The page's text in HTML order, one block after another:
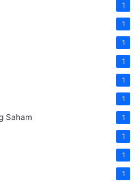
1
1
1
1
1
1
Saham 1
1
1
1